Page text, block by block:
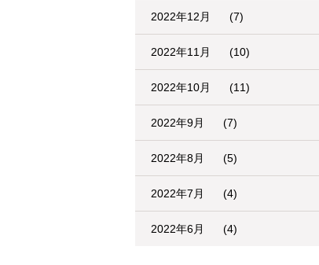
2022年12月 (7)
2022年11月 (10)
2022年10月 (11)
2022年9月 (7)
2022年8月 (5)
2022年7月 (4)
2022年6月 (4)